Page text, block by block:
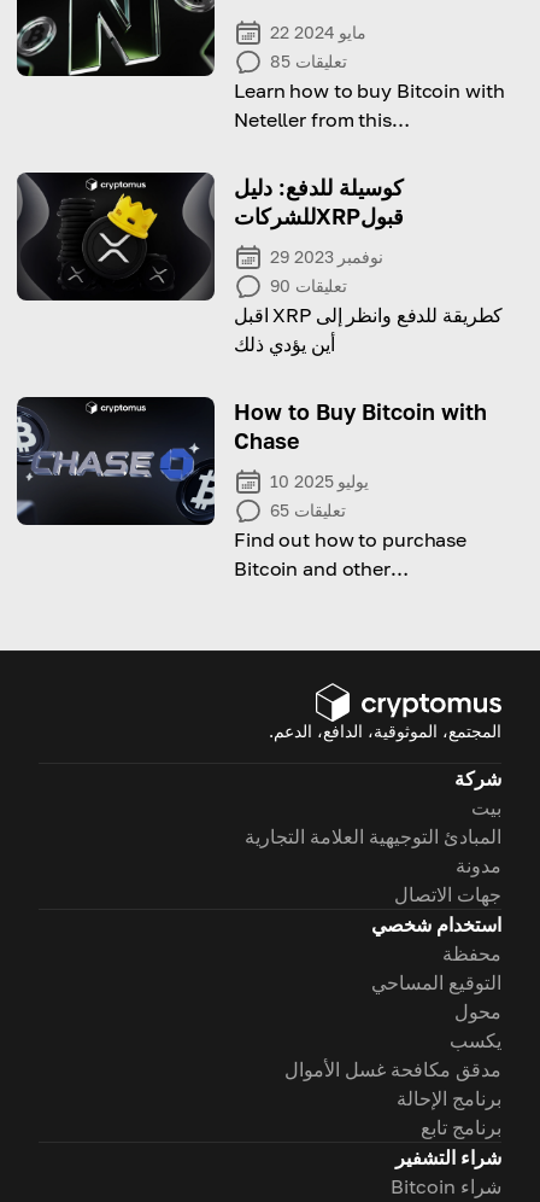
22 مايو 2024
85 تعليقات
Learn how to buy Bitcoin with
Neteller from this
كوسيلة للدفع: دليل
للشركاتXRPقبول
29 نوفمبر 2023
90 تعليقات
اقبل XRP كطريقة للدفع وانظر إلى
أين يؤدي ذلك
How to Buy Bitcoin with
Chase
10 يوليو 2025
65 تعليقات
Find out how to purchase
Bitcoin and other
المجتمع، الموثوقية، الدافع، الدعم.
شركة
بيت
المبادئ التوجيهية العلامة التجارية
مدونة
جهات الاتصال
استخدام شخصي
محفظة
التوقيع المساحي
محول
يكسب
مدقق مكافحة غسل الأموال
برنامج الإحالة
برنامج تابع
شراء التشفير
شراء Bitcoin